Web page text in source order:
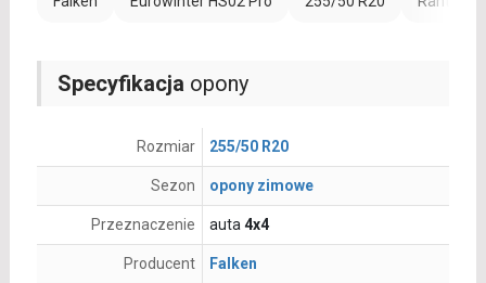
Specyfikacja opony
Rozmiar 255/50 R20
Sezon opony zimowe
Przeznaczenie auta 4x4
Producent Falken